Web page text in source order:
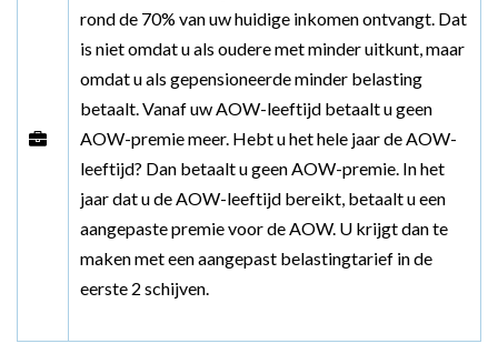
rond de 70% van uw huidige inkomen ontvangt. Dat
is niet omdat u als oudere met minder uitkunt, maar
omdat u als gepensioneerde minder belasting
betaalt. Vanaf uw AOW-leeftijd betaalt u geen
AOW-premie meer. Hebt u het hele jaar de AOW-
leeftijd? Dan betaalt u geen AOW-premie. In het
jaar dat u de AOW-leeftijd bereikt, betaalt u een
aangepaste premie voor de AOW. U krijgt dan te
maken met een aangepast belastingtarief in de
eerste 2 schijven.